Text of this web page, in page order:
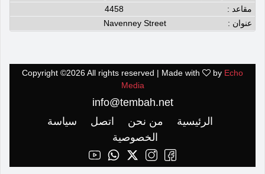
مقاعد :
4458
عنوان :
Navenney Street
Copyright ©2026 All rights reserved | Made with by Echo
Media
info@tembah.net
الرئيسية
من نحن اتصل
سياسة
الخصوصية